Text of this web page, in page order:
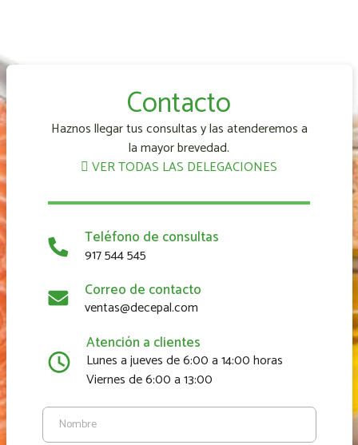
Contacto
Haznos llegar tus consultas y las atenderemos a
la mayor brevedad.
VER TODAS LAS DELEGACIONES
Teléfono de consultas
917 544 545
Correo de contacto
ventas@decepal.com
Atención a clientes
Lunes a jueves de 6:00 a 14:00 horas
Viernes de 6:00 a 13:00